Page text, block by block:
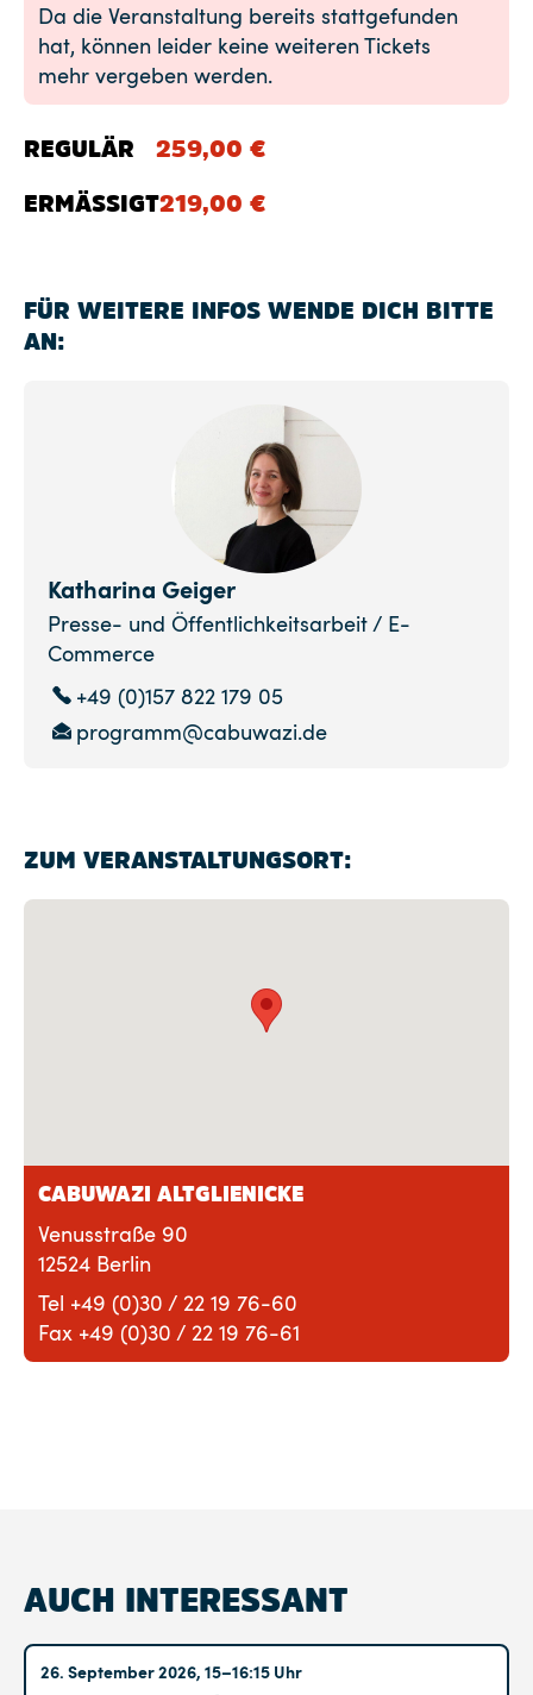
FÜR WEITERE INFOS WENDE DICH BITTE
AN:
Katharina Geiger
Presse- und Öffentlichkeitsarbeit / E-
Commerce
+49 (0)157 822 179 05
programm@cabuwazi.de
ZUM VERANSTALTUNGSORT:
CABUWAZI ALTGLIENICKE
Venusstraße 90
12524 Berlin
Tel +49 (0)30 / 22 19 76-60
Fax +49 (0)30 / 22 19 76-61
Da die Veranstaltung bereits stattgefunden
hat, können leider keine weiteren Tickets
mehr vergeben werden.
REGULÄR 259,00 €
ERMÄSSIGT 219,00 €
AUCH INTERESSANT
26. September 2026, 15–16:15 Uhr